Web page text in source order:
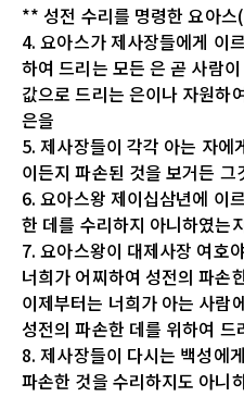
** 성전 수리를 명령한 요아
4. 요아스가 제사장들에게 이
하여 드리는 모든 은 곧 사람
값으로 드리는 은이나 자원하
은을
5. 제사장들이 각각 아는 자에
이든지 파손된 것을 보거든
6. 요아스왕 제이십삼년에 이
한 데를 수리하지 아니하였는
7. 요아스왕이 대제사장 여호
너희가 어찌하여 성전의 파손
이제부터는 너희가 아는 사람
성전의 파손한 데를 위하여 드
8. 제사장들이 다시는 백성에
파손한 것을 수리하지도 아니